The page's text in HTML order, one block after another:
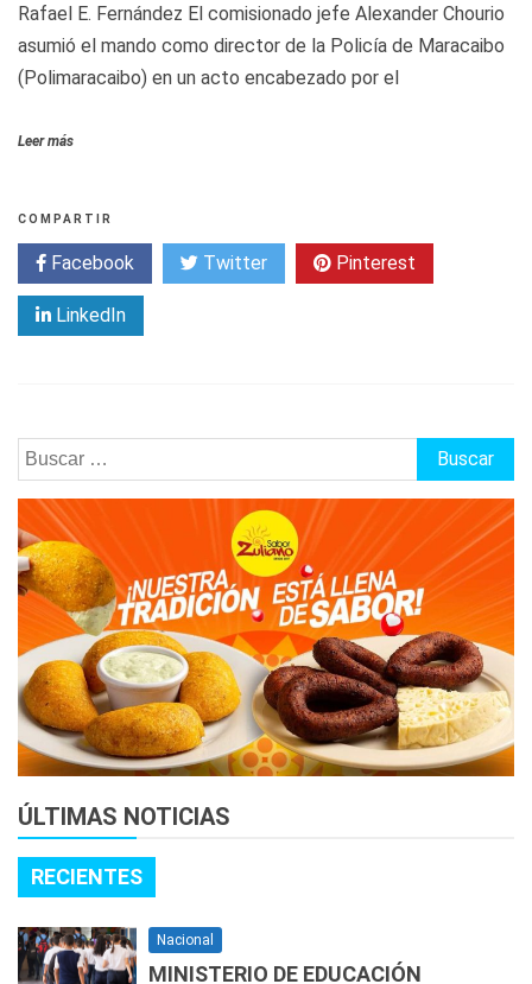
Rafael E. Fernández El comisionado jefe Alexander Chourio
asumió el mando como director de la Policía de Maracaibo
(Polimaracaibo) en un acto encabezado por el
Leer más
COMPARTIR
Facebook Twitter Pinterest
LinkedIn
Buscar:
ÚLTIMAS NOTICIAS
RECIENTES
Nacional
MINISTERIO DE EDUCACIÓN